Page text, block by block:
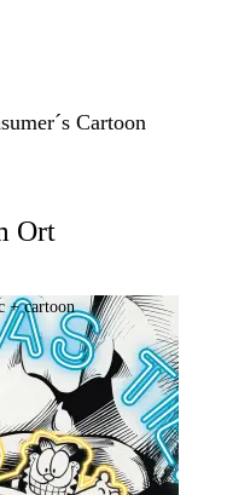
Cartoon
Ort
+ cartoon